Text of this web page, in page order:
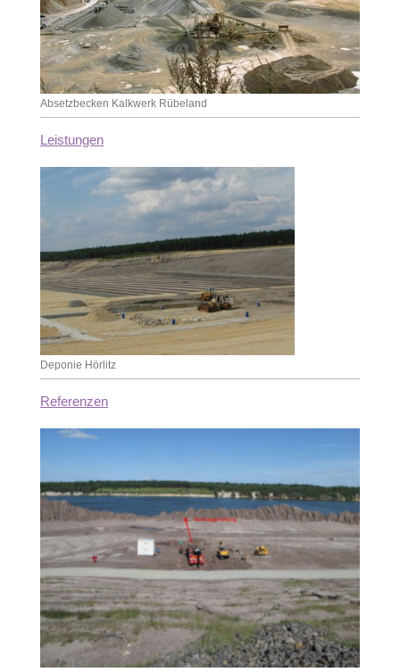
Absetzbecken Kalkwerk Rübeland
Leistungen
Deponie Hörlitz
Referenzen